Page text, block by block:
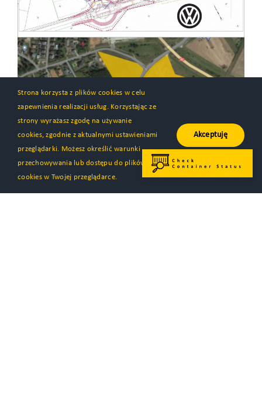
Strona korzysta z plików cookies w celu
zapewnienia realizacji usług. Korzystając ze
strony wyrażasz zgodę na używanie
cookies, zgodnie z aktualnymi ustawieniami
przeglądarki. Możesz określić warunki
przechowywania lub dostępu do plików
cookies w Twojej przeglądarce.
Akceptuję